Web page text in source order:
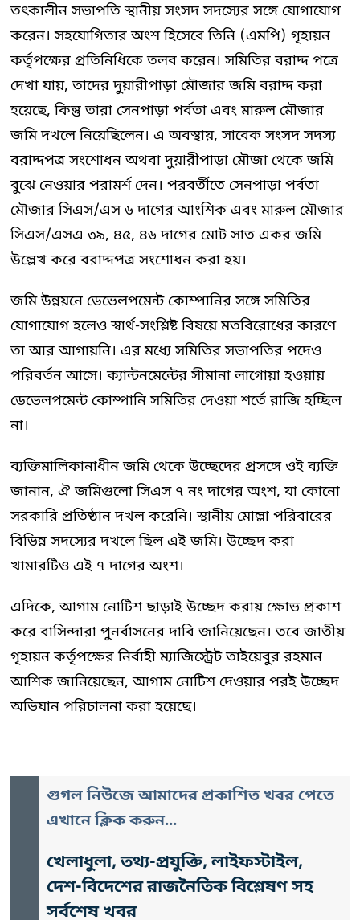
তৎকালীন সভাপতি স্থানীয় সংসদ সদস্যের সঙ্গে যোগাযোগ
করেন। সহযোগিতার অংশ হিসেবে তিনি (এমপি) গৃহায়ন
কর্তৃপক্ষের প্রতিনিধিকে তলব করেন। সমিতির বরাদ্দ পত্রে
দেখা যায়, তাদের দুয়ারীপাড়া মৌজার জমি বরাদ্দ করা
হয়েছে, কিন্তু তারা সেনপাড়া পর্বতা এবং মারুল মৌজার
জমি দখলে নিয়েছিলেন। এ অবস্থায়, সাবেক সংসদ সদস্য
বরাদ্দপত্র সংশোধন অথবা দুয়ারীপাড়া মৌজা থেকে জমি
বুঝে নেওয়ার পরামর্শ দেন। পরবর্তীতে সেনপাড়া পর্বতা
মৌজার সিএস/এস ৬ দাগের আংশিক এবং মারুল মৌজার
সিএস/এসএ ৩৯, ৪৫, ৪৬ দাগের মোট সাত একর জমি
উল্লেখ করে বরাদ্দপত্র সংশোধন করা হয়।
জমি উন্নয়নে ডেভেলপমেন্ট কোম্পানির সঙ্গে সমিতির
যোগাযোগ হলেও স্বার্থ-সংশ্লিষ্ট বিষয়ে মতবিরোধের কারণে
তা আর আগায়নি। এর মধ্যে সমিতির সভাপতির পদেও
পরিবর্তন আসে। ক্যান্টনমেন্টের সীমানা লাগোয়া হওয়ায়
ডেভেলপমেন্ট কোম্পানি সমিতির দেওয়া শর্তে রাজি হচ্ছিল
না।
ব্যক্তিমালিকানাধীন জমি থেকে উচ্ছেদের প্রসঙ্গে ওই ব্যক্তি
জানান, ঐ জমিগুলো সিএস ৭ নং দাগের অংশ, যা কোনো
সরকারি প্রতিষ্ঠান দখল করেনি। স্থানীয় মোল্লা পরিবারের
বিভিন্ন সদস্যের দখলে ছিল এই জমি। উচ্ছেদ করা
খামারটিও এই ৭ দাগের অংশ।
এদিকে, আগাম নোটিশ ছাড়াই উচ্ছেদ করায় ক্ষোভ প্রকাশ
করে বাসিন্দারা পুনর্বাসনের দাবি জানিয়েছেন। তবে জাতীয়
গৃহায়ন কর্তৃপক্ষের নির্বাহী ম্যাজিস্ট্রেট তাইয়েবুর রহমান
আশিক জানিয়েছেন, আগাম নোটিশ দেওয়ার পরই উচ্ছেদ
অভিযান পরিচালনা করা হয়েছে।
গুগল নিউজে আমাদের প্রকাশিত খবর পেতে
এখানে ক্লিক করুন...
খেলাধুলা, তথ্য-প্রযুক্তি, লাইফস্টাইল,
দেশ-বিদেশের রাজনৈতিক বিশ্লেষণ সহ
সর্বশেষ খবর